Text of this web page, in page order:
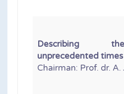
Describing
unprecedented times
Chairman: Prof. dr. A.